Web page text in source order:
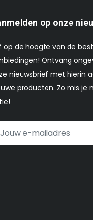
op onze
op de hoogte van de
Ontvang
nieuwsbrief met hierin
producten. Zo mis je